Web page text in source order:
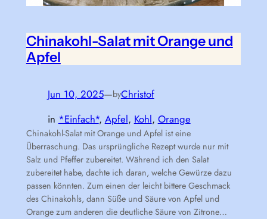
Chinakohl-Salat mit Orange und
Apfel
Jun 10, 2025—byChristof
in *Einfach*, Apfel, Kohl, Orange
Chinakohl-Salat mit Orange und Apfel ist eine
Überraschung. Das ursprüngliche Rezept wurde nur mit
Salz und Pfeffer zubereitet. Während ich den Salat
zubereitet habe, dachte ich daran, welche Gewürze dazu
passen könnten. Zum einen der leicht bittere Geschmack
des Chinakohls, dann Süße und Säure von Apfel und
Orange zum anderen die deutliche Säure von Zitrone…